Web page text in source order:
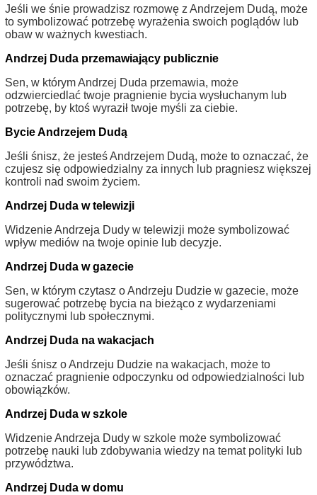
Jeśli we śnie prowadzisz rozmowę z Andrzejem Dudą, może
to symbolizować potrzebę wyrażenia swoich poglądów lub
obaw w ważnych kwestiach.
Andrzej Duda przemawiający publicznie
Sen, w którym Andrzej Duda przemawia, może
odzwierciedlać twoje pragnienie bycia wysłuchanym lub
potrzebę, by ktoś wyraził twoje myśli za ciebie.
Bycie Andrzejem Dudą
Jeśli śnisz, że jesteś Andrzejem Dudą, może to oznaczać, że
czujesz się odpowiedzialny za innych lub pragniesz większej
kontroli nad swoim życiem.
Andrzej Duda w telewizji
Widzenie Andrzeja Dudy w telewizji może symbolizować
wpływ mediów na twoje opinie lub decyzje.
Andrzej Duda w gazecie
Sen, w którym czytasz o Andrzeju Dudzie w gazecie, może
sugerować potrzebę bycia na bieżąco z wydarzeniami
politycznymi lub społecznymi.
Andrzej Duda na wakacjach
Jeśli śnisz o Andrzeju Dudzie na wakacjach, może to
oznaczać pragnienie odpoczynku od odpowiedzialności lub
obowiązków.
Andrzej Duda w szkole
Widzenie Andrzeja Dudy w szkole może symbolizować
potrzebę nauki lub zdobywania wiedzy na temat polityki lub
przywództwa.
Andrzej Duda w domu